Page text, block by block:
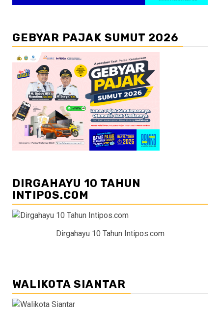
GEBYAR PAJAK SUMUT 2026
DIRGAHAYU 10 TAHUN
INTIPOS.COM
Dirgahayu 10 Tahun Intipos.com
WALIKOTA SIANTAR